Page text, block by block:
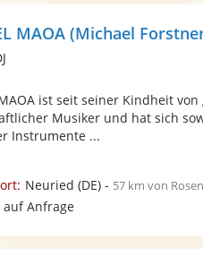
MAOA (Michael
ist seit seiner Kindheit
Musiker und hat sich
Instrumente ...
Neuried (DE)- 57 km von
auf Anfrage